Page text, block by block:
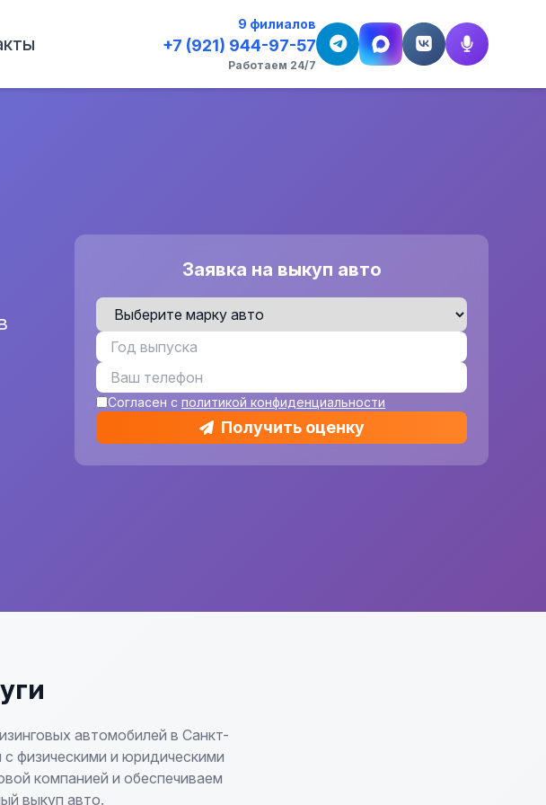
9 филиалов
+7 (921) 944-97-57
Работаем 24/7
Заявка на выкуп авто
Согласен сполитикой конфиденциальности
Получить оценку
автомобилей в Санкт-
физическими и юридическими
компанией и обеспечиваем
выкуп авто.